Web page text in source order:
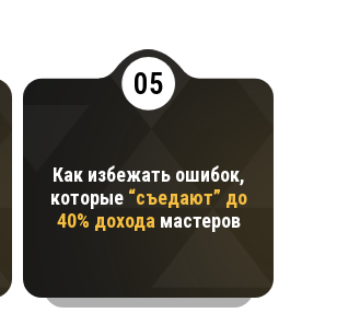
Как избежать ошибок,
которые “съедают” до
40% дохода мастеров
05